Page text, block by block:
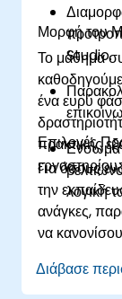
Studio.
λογική
Μορφή του
Το μάθημα
ένα ευρύ
πρακτικής
εργαστηρίου.
Επιλογές
Για όσους
την
ανάγκες,
να
Διάβασε